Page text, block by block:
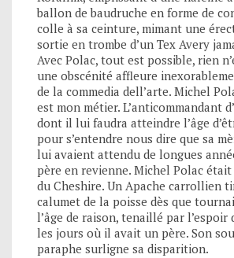
ballon de baudruche en forme de
colle à sa ceinture, mimant une
sortie en trombe d’un Tex Avery
Avec Polac, tout est possible, rien
une obscénité affleure
de la commedia dell’arte. Michel
est mon métier. L’anticommandant
dont il lui faudra atteindre l’âge
pour s’entendre nous dire que sa
lui avaient attendu de longues
père en revienne. Michel Polac
du Cheshire. Un Apache carrollien
calumet de la poisse dès que
l’âge de raison, tenaillé par
les jours où il avait un père. Son
paraphe surligne sa disparition.